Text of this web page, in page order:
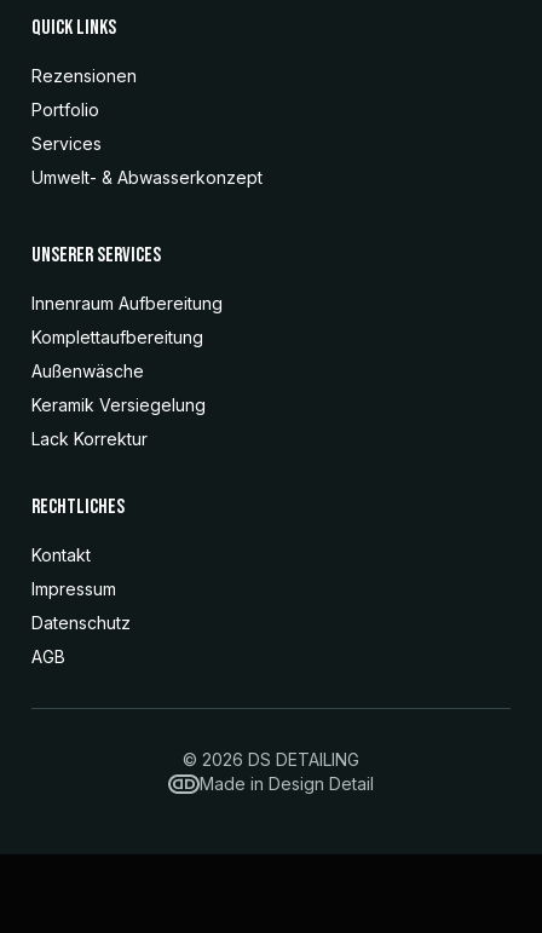
Quick Links
Rezensionen
Portfolio
Services
Umwelt- & Abwasserkonzept
Unserer Services
Innenraum Aufbereitung
Komplettaufbereitung
Außenwäsche
Keramik Versiegelung
Lack Korrektur
Rechtliches
Kontakt
Impressum
Datenschutz
AGB
Made in Design Detail
© 2026 DS DETAILING